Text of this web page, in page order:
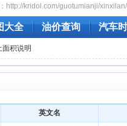
http://kridol.com/guotumianji/xinxilan/
大全 油价查询 汽车
积说明
英文名